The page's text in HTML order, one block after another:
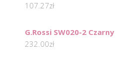
107.27zł
G.Rossi SW020-2 Czarny
232.00zł